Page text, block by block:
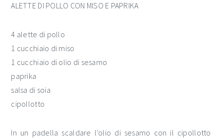
ALETTE DI POLLO CON MISO E PAPRIKA
4 alette di pollo
1 cucchiaio di miso
1 cucchiaio di olio di sesamo
paprika
salsa di soia
cipollotto
In un padella scaldare l’olio di sesamo con il cipollotto